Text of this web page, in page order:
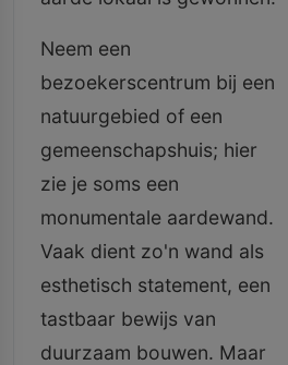
Neem een
bezoekerscentrum bij een
natuurgebied of een
gemeenschapshuis; hier
zie je soms een
monumentale aardewand.
Vaak dient zo'n wand als
esthetisch statement, een
tastbaar bewijs van
duurzaam bouwen. Maar